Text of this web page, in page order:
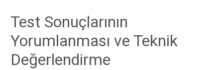
Test Sonuçlarının
Yorumlanması ve Teknik
Değerlendirme